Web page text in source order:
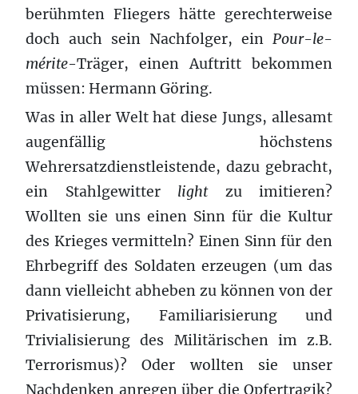
berühmten Fliegers hätte gerechterweise
doch auch sein Nachfolger, ein Pour-le-
mérite-Träger, einen Auftritt bekommen
müssen: Hermann Göring.
Was in aller Welt hat diese Jungs, allesamt
augenfällig höchstens
Wehrersatzdienstleistende, dazu gebracht,
ein Stahlgewitter lightzu imitieren?
Wollten sie uns einen Sinn für die Kultur
des Krieges vermitteln? Einen Sinn für den
Ehrbegriff des Soldaten erzeugen (um das
dann vielleicht abheben zu können von der
Privatisierung, Familiarisierung und
Trivialisierung des Militärischen im z.B.
Terrorismus)? Oder wollten sie unser
Nachdenken anregen über die Opfertragik?